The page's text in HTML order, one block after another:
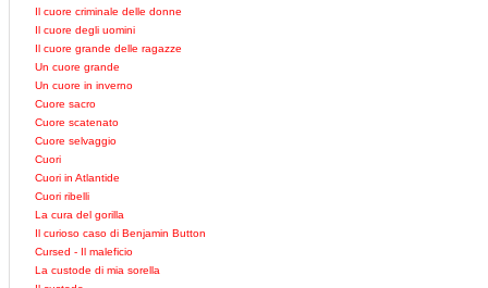
Il cuore criminale delle donne
Il cuore degli uomini
Il cuore grande delle ragazze
Un cuore grande
Un cuore in inverno
Cuore sacro
Cuore scatenato
Cuore selvaggio
Cuori
Cuori in Atlantide
Cuori ribelli
La cura del gorilla
Il curioso caso di Benjamin Button
Cursed - Il maleficio
La custode di mia sorella